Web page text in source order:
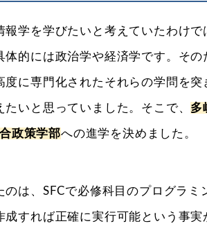
学を学びたいと考えていたわけ
体的には政治学や経済学です。そ
度に専門化されたそれらの学問を
いと思っていました。そこで、 多
政策学部への進学を決めました。
は、SFCで必修科目のプログラミ
成すれば正確に実行可能という事